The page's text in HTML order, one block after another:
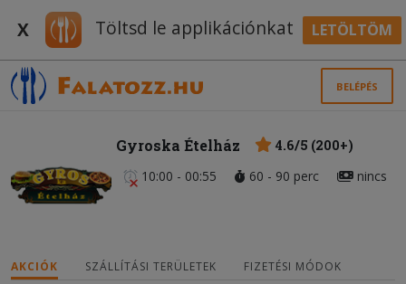
X Töltsd le applikációnkat LETÖLTÖM
BELÉPÉS
Gyroska Ételház
4.6/5 (200+)
10:00 - 00:55
60 - 90 perc nincs
AKCIÓK SZÁLLÍTÁSI TERÜLETEK FIZETÉSI MÓDOK